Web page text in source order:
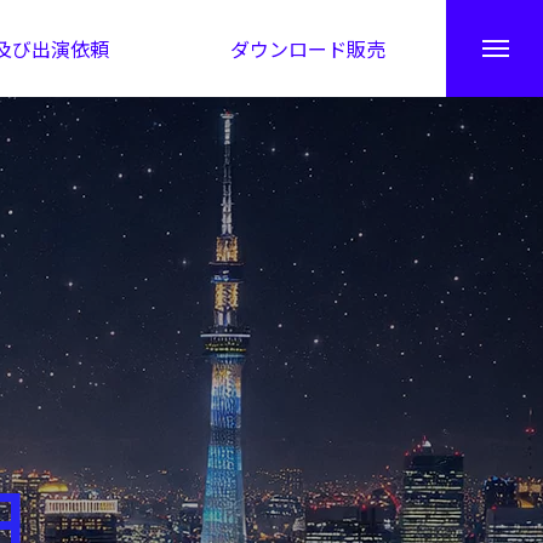
び出演依頼 ダウンロード販売
秘伝公開！吉凶カレンダー